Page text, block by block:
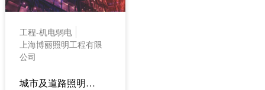
工程-机电弱电
上海博丽照明工程有限
公司
城市及道路照明工程项目管理案例：上海博丽照明工程有限公司（工程项目管理软件/解决方案）